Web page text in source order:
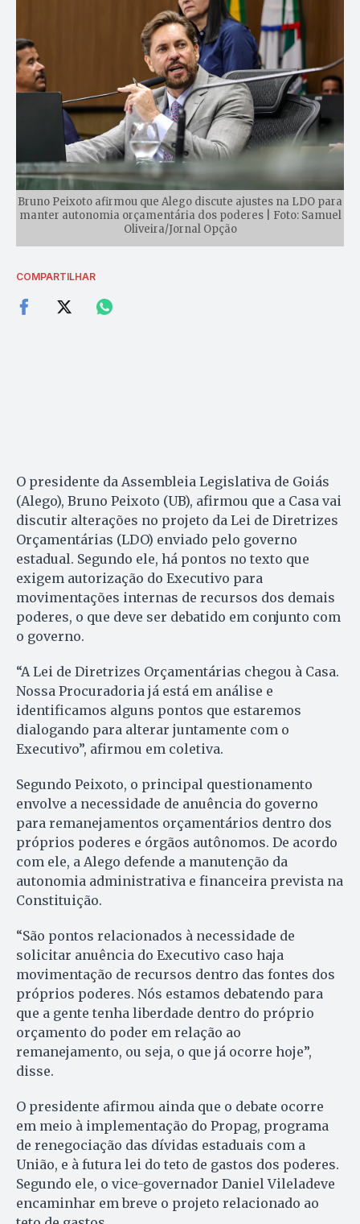
Bruno Peixoto afirmou que Alego discute ajustes na LDO para
manter autonomia orçamentária dos poderes | Foto: Samuel
Oliveira/Jornal Opção
COMPARTILHAR
O presidente da Assembleia Legislativa de Goiás
(Alego), Bruno Peixoto (UB), afirmou que a Casa vai
discutir alterações no projeto da Lei de Diretrizes
Orçamentárias (LDO) enviado pelo governo
estadual. Segundo ele, há pontos no texto que
exigem autorização do Executivo para
movimentações internas de recursos dos demais
poderes, o que deve ser debatido em conjunto com
o governo.
“A Lei de Diretrizes Orçamentárias chegou à Casa.
Nossa Procuradoria já está em análise e
identificamos alguns pontos que estaremos
dialogando para alterar juntamente com o
Executivo”, afirmou em coletiva.
Segundo Peixoto, o principal questionamento
envolve a necessidade de anuência do governo
para remanejamentos orçamentários dentro dos
próprios poderes e órgãos autônomos. De acordo
com ele, a Alego defende a manutenção da
autonomia administrativa e financeira prevista na
Constituição.
“São pontos relacionados à necessidade de
solicitar anuência do Executivo caso haja
movimentação de recursos dentro das fontes dos
próprios poderes. Nós estamos debatendo para
que a gente tenha liberdade dentro do próprio
orçamento do poder em relação ao
remanejamento, ou seja, o que já ocorre hoje”,
disse.
O presidente afirmou ainda que o debate ocorre
em meio à implementação do Propag, programa
de renegociação das dívidas estaduais com a
União, e à futura lei do teto de gastos dos poderes.
Segundo ele, o vice-governador Daniel Vileladeve
encaminhar em breve o projeto relacionado ao